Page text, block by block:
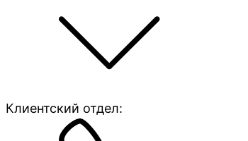
Клиентский отдел: